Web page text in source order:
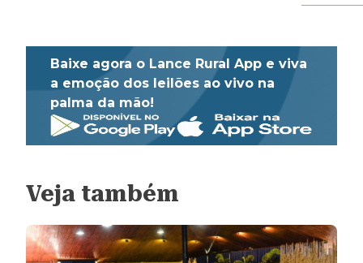
Baixe agora o Lance Rural App e viva
a emoção dos leilões ao vivo na
palma da mão!
Veja também